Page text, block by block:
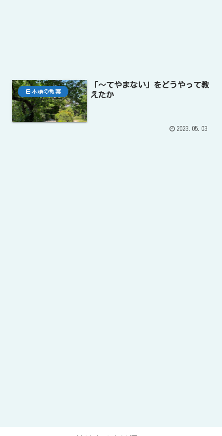
日本語の教案
「〜てやまない」をどうやって教
えたか
2023.05.03